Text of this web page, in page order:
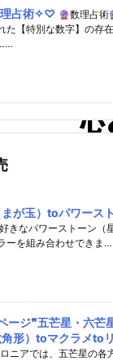
占術✧♡ 数理占術
た【特別な数字】の存
が玉）toパワース
きなパワーストーン（
ーを組み合わせできま
ージ❞五芒星・六芒
角形）toマクラメto
ニアでは、五芒星の各